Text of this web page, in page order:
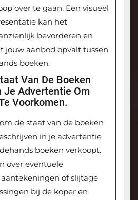
over te gaan. Een visueel
kan het
bevorderen en
jouw aanbod opvalt tussen
boeken.
Van De Boeken
Je Advertentie Om
Voorkomen.
de staat van de boeken
in je advertentie
boeken verkoopt.
over eventuele
of slijtage
bij de koper en